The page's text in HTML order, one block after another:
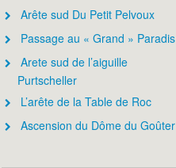
Arête sud Du Petit Pelvoux
Passage au « Grand » Paradis
Arete sud de l’aiguille
Purtscheller
L’arête de la Table de Roc
Ascension du Dôme du Goûter